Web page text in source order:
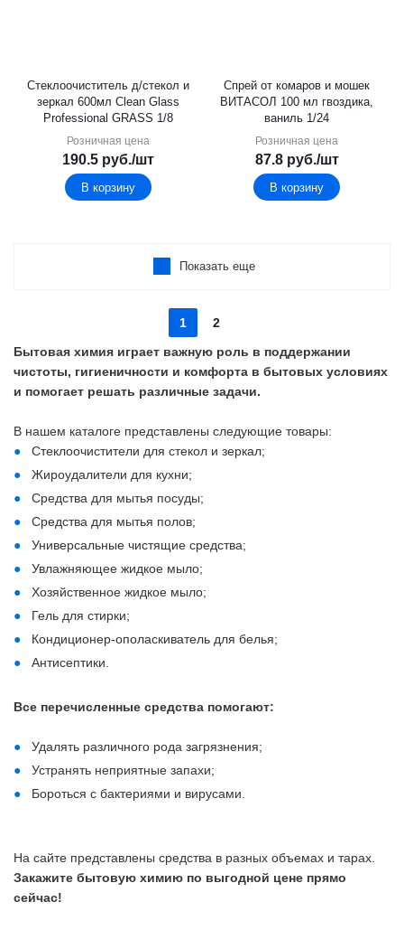
Стеклоочиститель д/стекол и
зеркал 600мл Clean Glass
Professional GRASS 1/8
Розничная цена
190.5 руб./шт
В корзину
Спрей от комаров и мошек
ВИТАСОЛ 100 мл гвоздика,
ваниль 1/24
Розничная цена
87.8руб./шт
В корзину
Показать еще
1
2
Бытовая химия играет важную роль в поддержании
чистоты, гигиеничности и комфорта в бытовых условиях
и помогает решать различные задачи.
В нашем каталоге представлены следующие товары:
Стеклоочистители для стекол и зеркал;
Жироудалители для кухни;
Средства для мытья посуды;
Средства для мытья полов;
Универсальные чистящие средства;
Увлажняющее жидкое мыло;
Хозяйственное жидкое мыло;
Гель для стирки;
Кондиционер-ополаскиватель для белья;
Антисептики.
Все перечисленные средства помогают:
Удалять различного рода загрязнения;
Устранять неприятные запахи;
Бороться с бактериями и вирусами.
На сайте представлены средства в разных объемах и тарах.
Закажите бытовую химию по выгодной цене прямо
сейчас!